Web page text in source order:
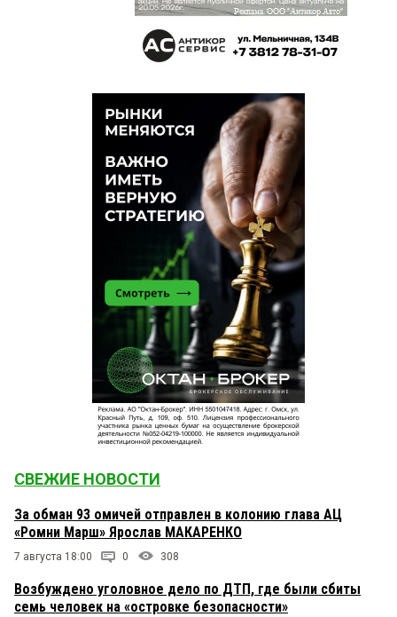
СВЕЖИЕ НОВОСТИ
За обман 93 омичей отправлен в колонию глава АЦ
«Ромни Марш» Ярослав МАКАРЕНКО
7 августа 18:00 0 308
Возбуждено уголовное дело по ДТП, где были сбиты
семь человек на «островке безопасности»